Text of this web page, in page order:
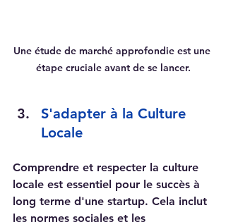
Une étude de marché approfondie est une
étape cruciale avant de se lancer.
S'adapter à la Culture
Locale
Comprendre et respecter la culture
locale est essentiel pour le succès à
long terme d'une startup. Cela inclut
les normes sociales et les